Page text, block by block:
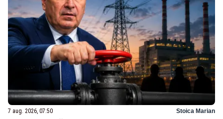
7 aug. 2026, 07:50 Stoica Marian